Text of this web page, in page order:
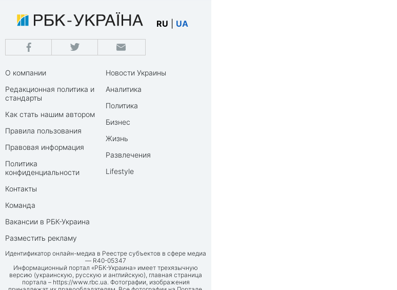
RU UA
О компании
Редакционная политика и
стандарты
Как стать нашим автором
Правила пользования
Правовая информация
Политика
конфиденциальности
Контакты
Команда
Вакансии в РБК-Украина
Разместить рекламу
Новости Украины
Аналитика
Политика
Бизнес
Жизнь
Развлечения
Lifestyle
Идентификатор онлайн-медиа в Реестре субъектов в сфере медиа
— R40-05347
Информационный портал «РБК-Украина» имеет трехязычную
версию (украинскую, русскую и английскую), главная страница
портала – https://www.rbc.ua. Фотографии, изображения